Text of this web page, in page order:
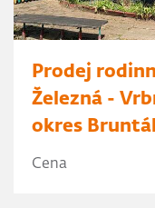
Prodej
Železná -
okres Bruntál
Cena